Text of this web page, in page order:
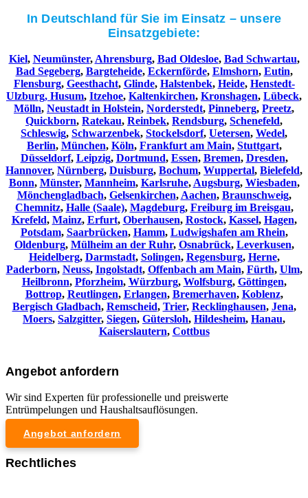
In Deutschland für Sie im Einsatz – unsere
Einsatzgebiete:
Kiel, Neumünster, Ahrensburg, Bad Oldesloe, Bad Schwartau,
Bad Segeberg, Bargteheide, Eckernförde, Elmshorn, Eutin,
Flensburg, Geesthacht, Glinde, Halstenbek, Heide, Henstedt-
Ulzburg, Husum, Itzehoe, Kaltenkirchen, Kronshagen, Lübeck,
Mölln, Neustadt in Holstein, Norderstedt, Pinneberg, Preetz,
Quickborn, Ratekau, Reinbek, Rendsburg, Schenefeld,
Schleswig, Schwarzenbek, Stockelsdorf, Uetersen, Wedel,
Berlin, München, Köln, Frankfurt am Main, Stuttgart,
Düsseldorf, Leipzig, Dortmund, Essen, Bremen, Dresden,
Hannover, Nürnberg, Duisburg, Bochum, Wuppertal, Bielefeld,
Bonn, Münster, Mannheim, Karlsruhe, Augsburg, Wiesbaden,
Mönchengladbach, Gelsenkirchen, Aachen, Braunschweig,
Chemnitz⁠, Halle (Saale), Magdeburg, Freiburg im Breisgau,
Krefeld, Mainz, Erfurt, Oberhausen, Rostock, Kassel, Hagen,
Potsdam, Saarbrücken, Hamm, Ludwigshafen am Rhein,
Oldenburg, Mülheim an der Ruhr, Osnabrück, Leverkusen,
Heidelberg, Darmstadt, Solingen, Regensburg, Herne,
Paderborn, Neuss, Ingolstadt, Offenbach am Main, Fürth, Ulm,
Heilbronn, Pforzheim, Würzburg, Wolfsburg, Göttingen,
Bottrop, Reutlingen, Erlangen, Bremerhaven, Koblenz,
Bergisch Gladbach, Remscheid, Trier, Recklinghausen, Jena,
Moers, Salzgitter, Siegen, Gütersloh, Hildesheim, Hanau,
Kaiserslautern, Cottbus
Angebot anfordern
Wir sind Experten für professionelle und preiswerte
Entrümpelungen und Haushaltsauflösungen.
Angebot anfordern
Rechtliches